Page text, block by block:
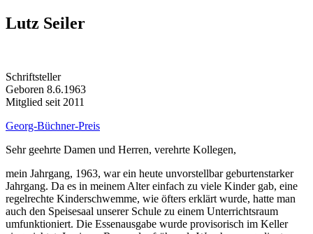
Lutz Seiler
Schriftsteller
Geboren 8.6.1963
Mitglied seit 2011
Georg-Büchner-Preis
Sehr geehrte Damen und Herren, verehrte Kollegen,
mein Jahrgang, 1963, war ein heute unvorstellbar geburtenstarker
Jahrgang. Da es in meinem Alter einfach zu viele Kinder gab, eine
regelrechte Kinderschwemme, wie öfters erklärt wurde, hatte man
auch den Speisesaal unserer Schule zu einem Unterrichtsraum
umfunktioniert. Die Essenausgabe wurde provisorisch im Keller